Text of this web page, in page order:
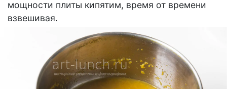
мощности плиты кипятим, время от времени
взвешивая.